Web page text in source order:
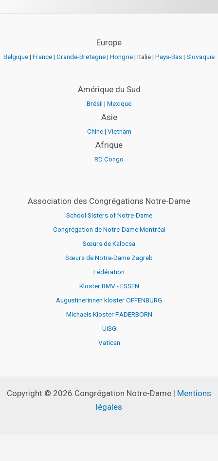
Europe
Belgique| France| Grande-Bretagne| Hongrie| Italie | Pays-Bas| Slovaquie
Amérique du Sud
Brésil | Mexique
Asie
Chine| Vietnam
Afrique
RD Congo
Association des Congrégations Notre-Dame
School Sisters of Notre-Dame
Congrégation de Notre-Dame Montréal
Sœurs de Kalocsa
Sœurs de Notre-Dame Zagreb
Fédération
Kloster BMV - ESSEN
Augustinerinnen kloster OFFENBURG
Michaels Kloster PADERBORN
UISG
Vatican
Copyright © 2026 Congrégation Notre-Dame | Mentions
légales